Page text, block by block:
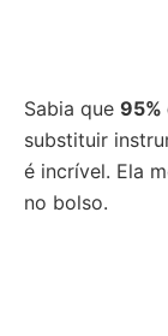
Sabia que 95%
substituir
é incrível. Ela
no bolso.